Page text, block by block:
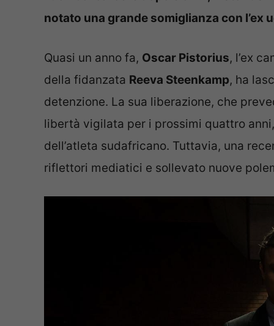
notato una grande somiglianza con l’ex
Quasi un anno fa, Oscar Pistorius, l’ex
della fidanzata Reeva Steenkamp, ha
detenzione. La sua liberazione, che
libertà vigilata per i prossimi quattro
dell’atleta sudafricano. Tuttavia, una
riflettori mediatici e sollevato nuove